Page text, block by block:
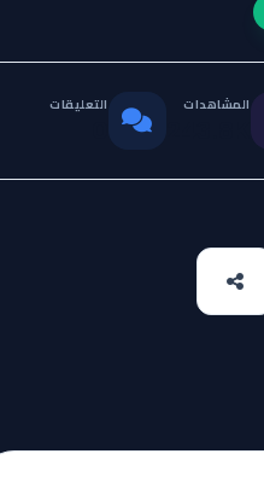
المشاهدات التعليقات